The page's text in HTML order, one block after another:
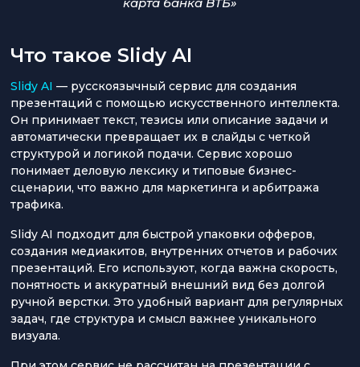
Что такое Slidy AI
Slidy AI — русскоязычный сервис для создания
презентаций с помощью искусственного интеллекта.
Он принимает текст, тезисы или описание задачи и
автоматически превращает их в слайды с четкой
структурой и логикой подачи. Сервис хорошо
понимает деловую лексику и типовые бизнес-
сценарии, что важно для маркетинга и арбитража
трафика.
Slidy AI подходит для быстрой упаковки офферов,
создания медиакитов, внутренних отчетов и рабочих
презентаций. Его используют, когда важна скорость,
понятность и аккуратный внешний вид без долгой
ручной верстки. Это удобный вариант для регулярных
задач, где структура и смысл важнее уникального
визуала.